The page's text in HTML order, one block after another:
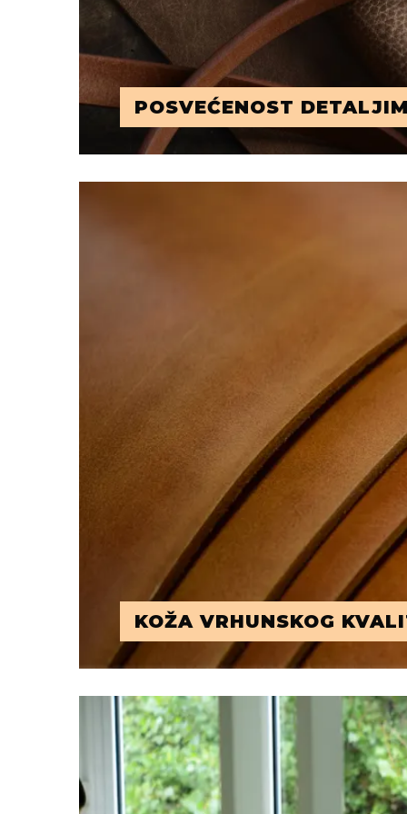
POSVEĆENOST
KOŽA VRHUNSKOG